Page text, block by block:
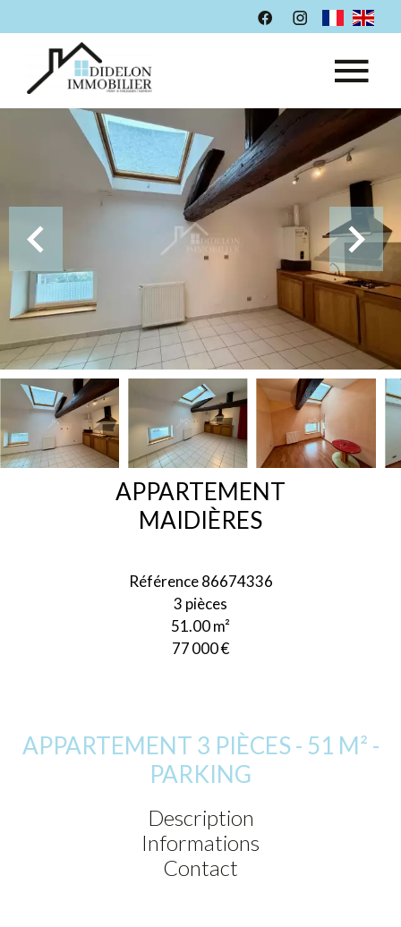
APPARTEMENT
MAIDIÈRES
Référence86674336
3 pièces
51.00m²
77 000 €
APPARTEMENT 3 PIÈCES - 51 M² -
PARKING
Description
Informations
Contact